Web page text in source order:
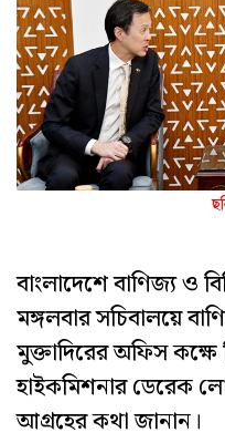
বাংলাদেশে বাণিজ্য ও
মঙ্গলবার সচিবালয়ে
মুক্তাদিরের অফিস কক্ষে
হাইকমিশনার ডেরেক
আগ্রহের কথা জানান।